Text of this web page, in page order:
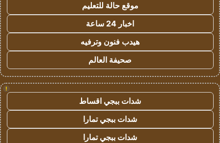
موقع حالة للتعليم
اخبار 24 ساعة
هيدب فنون وترفيه
صحيفة العالم
!
شدات ببجي اقساط
شدات ببجي تمارا
شدات ببجي تمارا